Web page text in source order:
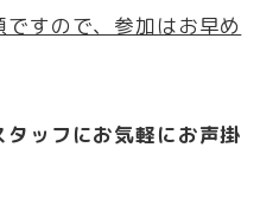
ですので、参加はお早め
ッフにお気軽にお声掛